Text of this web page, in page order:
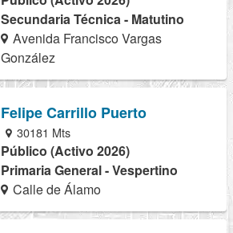
Secundaria Técnica - Matutino
Avenida Francisco Vargas
González
Felipe Carrillo Puerto
30181 Mts
Público (Activo 2026)
Primaria General - Vespertino
Calle de Álamo